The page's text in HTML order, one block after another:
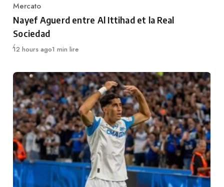
Category
Mercato
Nayef Aguerd entre Al Ittihad et la Real
Sociedad
Publié
12 hours ago1 min lire